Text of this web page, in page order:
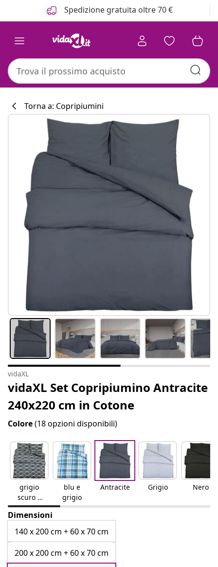
Spedizione gratuita oltre 70 €
Torna a: Copripiumini
vidaXL
vidaXL Set Copripiumino Antracite
240x220 cm in Cotone
Colore(18 opzioni disponibili)
grigio
scuro e
bianco
blu e
grigio
Antracite Grigio Nero
Dimensioni
140 x 200 cm + 60 x 70 cm
200 x 200 cm + 60 x 70 cm